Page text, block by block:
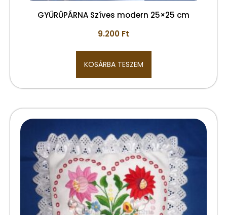
GYŰRŰPÁRNA Szíves modern 25×25 cm
9.200 Ft
KOSÁRBA TESZEM